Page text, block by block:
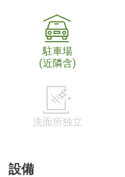
駐車場
(近隣含)
洗面所独立
設備